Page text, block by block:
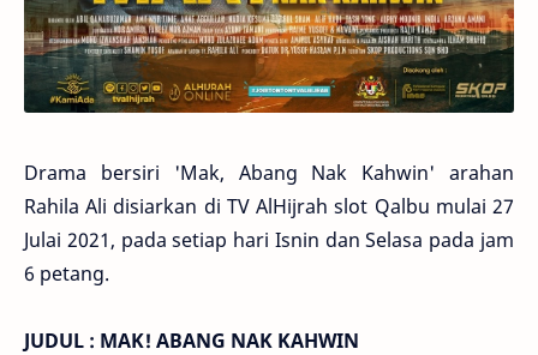
Drama bersiri 'Mak, Abang Nak Kahwin' arahan
Rahila Ali disiarkan di TV AlHijrah slot Qalbu mulai 27
Julai 2021, pada setiap hari Isnin dan Selasa pada jam
6 petang.
JUDUL : MAK! ABANG NAK KAHWIN